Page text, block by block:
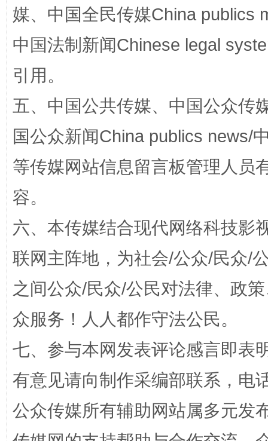
“蜀中异人”王建安的艺术幻境
媒、中国全民传媒China publics
中国法制新闻Chinese legal
引用。
五、中国公共传媒、中国公众传
国公众新闻China publics news/
等传媒网站信息留言板管理人员
容。
六、本传媒结合现代网络科技影
联网主阵地，为社会/公众/民众/
之间公众/民众/公民对法律、政
众服务！人人都作守法公民。
七、参与本网发表评论感言即表
有意见请向制作采编部联系，电
公众传媒所有辅助网站属多元发